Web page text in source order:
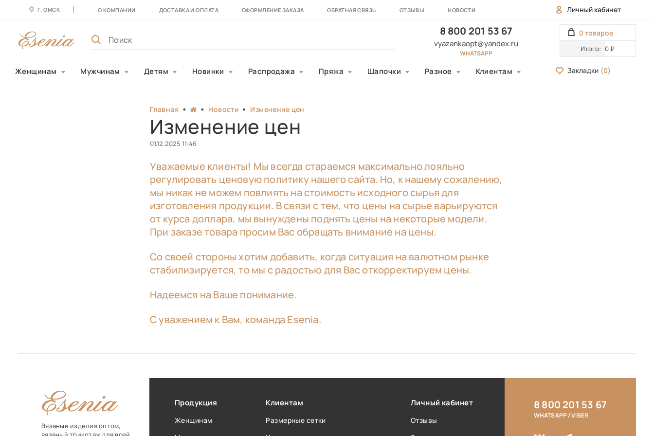
Г. ОМСК О КОМПАНИИ ДОСТАВКА И ОПЛАТА ОФОРМЛЕНИЕ ЗАКАЗА ОБРАТНАЯ СВЯЗЬ ОТЗЫВЫ НОВОСТИ Личный кабинет
8 800 201 53 67
vyazankaopt@yandex.ru
WHATSAPP
0 товаров
Итого: 0 ₽
Женщинам Мужчинам Детям Новинки Распродажа Пряжа Шапочки Разное Клиентам Закладки (0)
Главная Новости Изменение цен
Изменение цен
01.12.2025 11:46
Уважаемые клиенты! Мы всегда стараемся максимально лояльно
регулировать ценовую политику нашего сайта. Но, к нашему сожалению,
мы никак не можем повлиять на стоимость исходного сырья для
изготовления продукции. В связи с тем, что цены на сырье варьируются
от курса доллара, мы вынуждены поднять цены на некоторые модели.
При заказе товара просим Вас обращать внимание на цены.
Со своей стороны хотим добавить, когда ситуация на валютном рынке
стабилизируется, то мы с радостью для Вас откорректируем цены.
Надеемся на Ваше понимание.
С уважением к Вам, команда Esenia.
Вязаные изделия оптом,
Продукция
Женщинам
Клиентам
Размерные сетки
Личный кабинет
Отзывы
8 800 201 53 67
WHATSAPP / VIBER